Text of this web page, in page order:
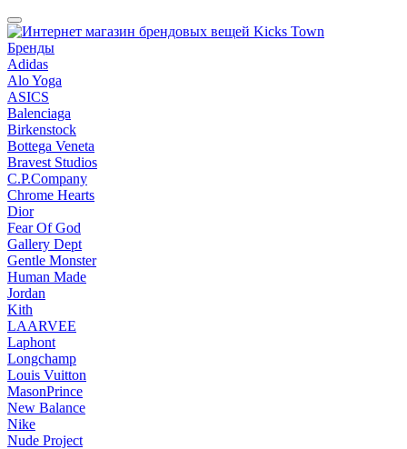
Бренды
Adidas
Alo Yoga
ASICS
Balenciaga
Birkenstock
Bottega Veneta
Bravest Studios
C.P.Company
Chrome Hearts
Dior
Fear Of God
Gallery Dept
Gentle Monster
Human Made
Jordan
Kith
LAARVEE
Laphont
Longchamp
Louis Vuitton
MasonPrince
New Balance
Nike
Nude Project